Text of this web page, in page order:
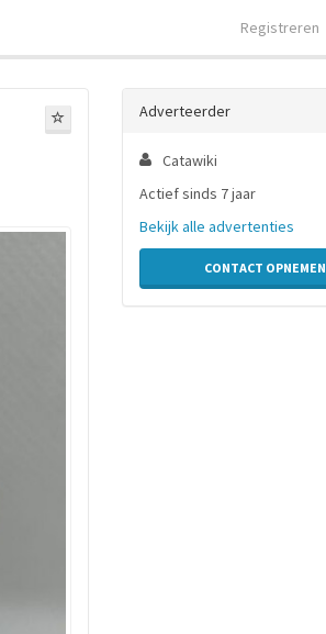
Registreren
Adverteerder
Catawiki
Actief sinds 7 jaar
Bekijk alle advertenties
CONTACT OPNEMEN